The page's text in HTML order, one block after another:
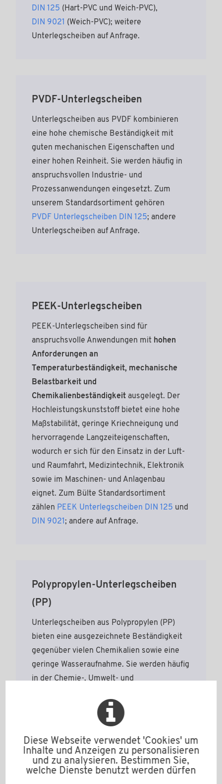
DIN 125 (Hart-PVC und Weich-PVC),
DIN 9021 (Weich-PVC); weitere
Unterlegscheiben auf Anfrage.
PVDF-Unterlegscheiben
Unterlegscheiben aus PVDF kombinieren
eine hohe chemische Beständigkeit mit
guten mechanischen Eigenschaften und
einer hohen Reinheit. Sie werden häufig in
anspruchsvollen Industrie- und
Prozessanwendungen eingesetzt. Zum
unserem Standardsortiment gehören
PVDF Unterlegscheiben DIN 125; andere
Unterlegscheiben auf Anfrage.
PEEK-Unterlegscheiben
PEEK-Unterlegscheiben sind für
anspruchsvolle Anwendungen mit hohen
Anforderungen an
Temperaturbeständigkeit, mechanische
Belastbarkeit und
Chemikalienbeständigkeit ausgelegt. Der
Hochleistungskunststoff bietet eine hohe
Maßstabilität, geringe Kriechneigung und
hervorragende Langzeiteigenschaften,
wodurch er sich für den Einsatz in der Luft-
und Raumfahrt, Medizintechnik, Elektronik
sowie im Maschinen- und Anlagenbau
eignet. Zum Bülte Standardsortiment
zählen PEEK Unterlegscheiben DIN 125 und
DIN 9021 ; andere auf Anfrage.
Polypropylen-Unterlegscheiben
(PP)
Unterlegscheiben aus Polypropylen (PP)
bieten eine ausgezeichnete Beständigkeit
gegenüber vielen Chemikalien sowie eine
geringe Wasseraufnahme. Sie werden häufig
in der Chemie-, Umwelt- und
Standardsortiment zählen
PP Unterlegscheiben DIN 125
andere Unterlegscheiben Anfrage.
Diese Webseite verwendet 'Cookies' um
Inhalte und Anzeigen zu personalisieren
und zu analysieren. Bestimmen Sie,
welche Dienste benutzt werden dürfen